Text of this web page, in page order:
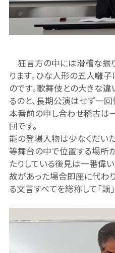
狂言方の中には滑稽な振
ります。ひな人形の五人囃
のです。歌舞伎との大きな
るのと、長期公演はせず一
本番前の申し合わせ稽古は
団です。
能の登場人物は少なくだいた
等舞台の中で位置する場所
たりしている後見は一番偉
故があった場合即座に代わ
る文言すべてを総称して「謡